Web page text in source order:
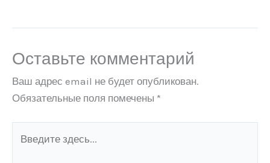
Оставьте комментарий
Ваш адрес email не будет опубликован.
Обязательные поля помечены *
здесь...